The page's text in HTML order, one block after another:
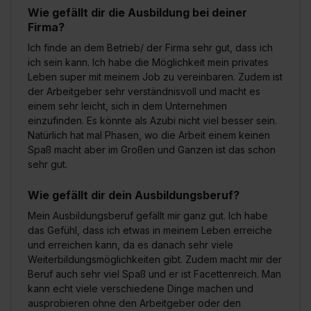
Wie gefällt dir die Ausbildung bei deiner
Firma?
Ich finde an dem Betrieb/ der Firma sehr gut, dass ich
ich sein kann. Ich habe die Möglichkeit mein privates
Leben super mit meinem Job zu vereinbaren. Zudem ist
der Arbeitgeber sehr verständnisvoll und macht es
einem sehr leicht, sich in dem Unternehmen
einzufinden. Es könnte als Azubi nicht viel besser sein.
Natürlich hat mal Phasen, wo die Arbeit einem keinen
Spaß macht aber im Großen und Ganzen ist das schon
sehr gut.
Wie gefällt dir dein Ausbildungsberuf?
Mein Ausbildungsberuf gefällt mir ganz gut. Ich habe
das Gefühl, dass ich etwas in meinem Leben erreiche
und erreichen kann, da es danach sehr viele
Weiterbildungsmöglichkeiten gibt. Zudem macht mir der
Beruf auch sehr viel Spaß und er ist Facettenreich. Man
kann echt viele verschiedene Dinge machen und
ausprobieren ohne den Arbeitgeber oder den